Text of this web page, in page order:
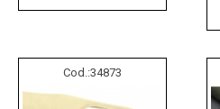
Cod.:34873